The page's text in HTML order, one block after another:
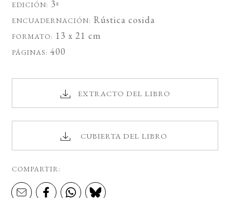
EDICIÓN: 3ª
ENCUADERNACIÓN: Rústica cosida
FORMATO: 13 x 21 cm
PÁGINAS: 400
EXTRACTO DEL LIBRO
CUBIERTA DEL LIBRO
COMPARTIR: